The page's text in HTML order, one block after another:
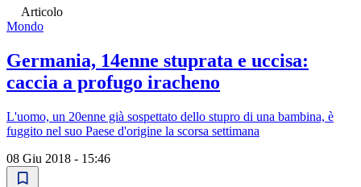
Articolo
Mondo
Germania, 14enne stuprata e uccisa:
caccia a profugo iracheno
L'uomo, un 20enne già sospettato dello stupro di una bambina, è
fuggito nel suo Paese d'origine la scorsa settimana
08 Giu 2018 - 15:46